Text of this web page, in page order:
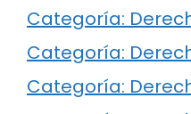
Categoría:
Categoría:
Categoría: